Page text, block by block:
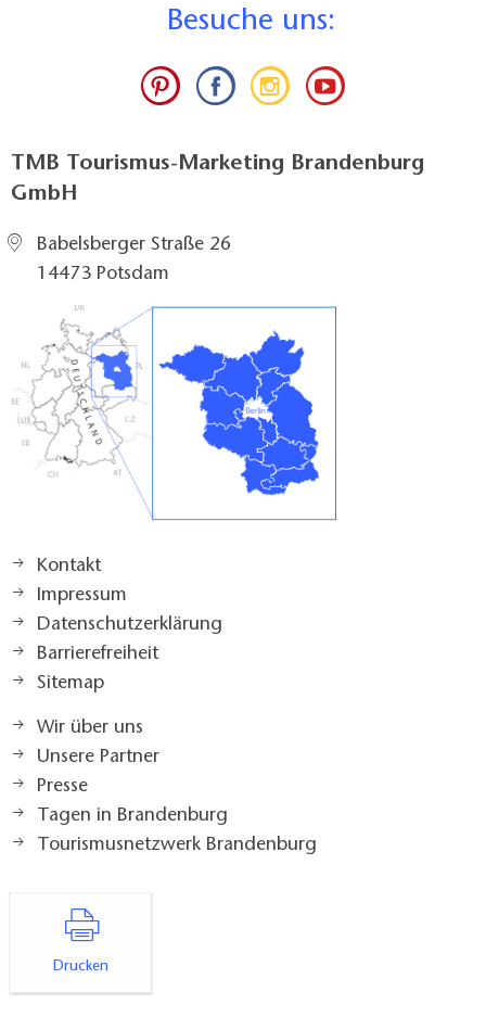
Besuche uns:
TMB Tourismus-Marketing Brandenburg
GmbH
Babelsberger Straße 26
14473 Potsdam
Kontakt
Impressum
Datenschutzerklärung
Barrierefreiheit
Sitemap
Wir über uns
Unsere Partner
Presse
Tagen in Brandenburg
Tourismusnetzwerk Brandenburg
Drucken